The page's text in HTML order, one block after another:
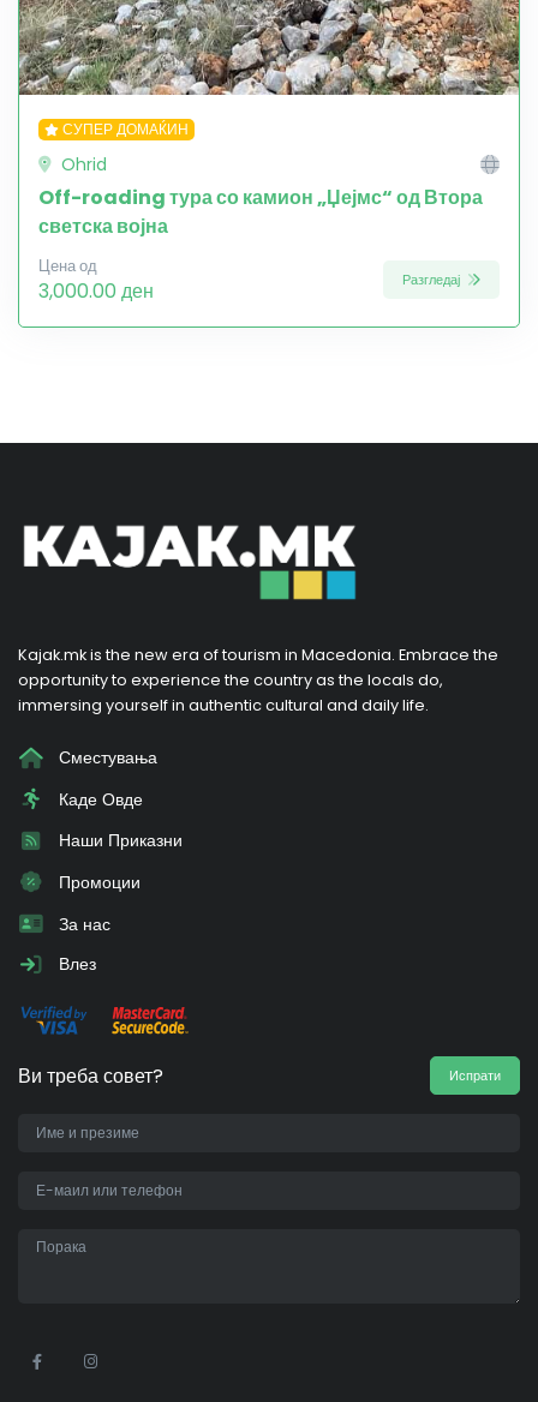
СУПЕР ДОМАЌИН
Ohrid
Off-roading тура со камион „Џејмс“ од Втора
светска војна
Цена од
3,000.00 ден Разгледај
Kajak.mk is the new era of tourism in Macedonia. Embrace the
opportunity to experience the country as the locals do,
immersing yourself in authentic cultural and daily life.
Сместувања
Каде Овде
Наши Приказни
Промоции
За нас
Влез
Ви треба совет? Испрати